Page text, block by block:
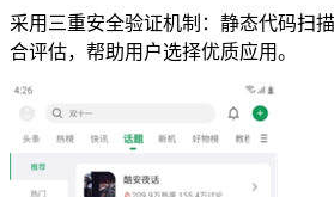
采用三重安全验证机制：静态代码扫
合评估，帮助用户选择优质应用。